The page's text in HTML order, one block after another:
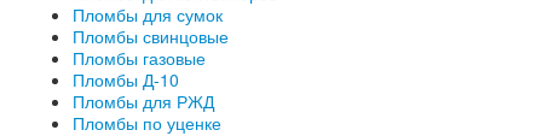
Пломбы для сумок
Пломбы свинцовые
Пломбы газовые
Пломбы Д-10
Пломбы для РЖД
Пломбы по уценке